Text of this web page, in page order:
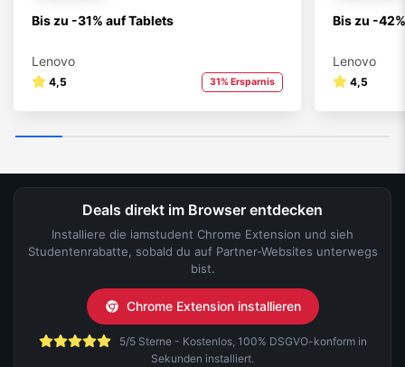
Bis zu -31% auf Tablets
Lenovo
4,5 31% Ersparnis
Bis zu -
Lenovo
4,5
Deals direkt im Browser entdecken
Installiere die iamstudent Chrome Extension und sieh
Studentenrabatte, sobald du auf Partner-Websites unterwegs
bist.
Chrome Extension installieren
5/5 Sterne - Kostenlos, 100% DSGVO-konform in
Sekunden installiert.